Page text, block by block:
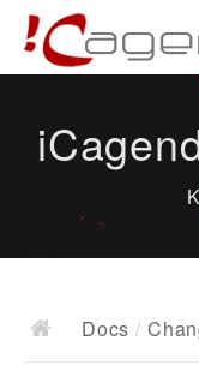
News
DocsDocs /